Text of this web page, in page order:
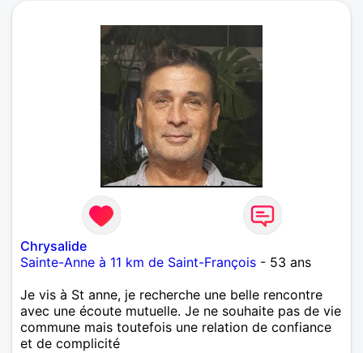
Chrysalide
Sainte-Anne à 11 km de Saint-François - 53 ans
Je vis à St anne, je recherche une belle rencontre
avec une écoute mutuelle. Je ne souhaite pas de vie
commune mais toutefois une relation de confiance
et de complicité